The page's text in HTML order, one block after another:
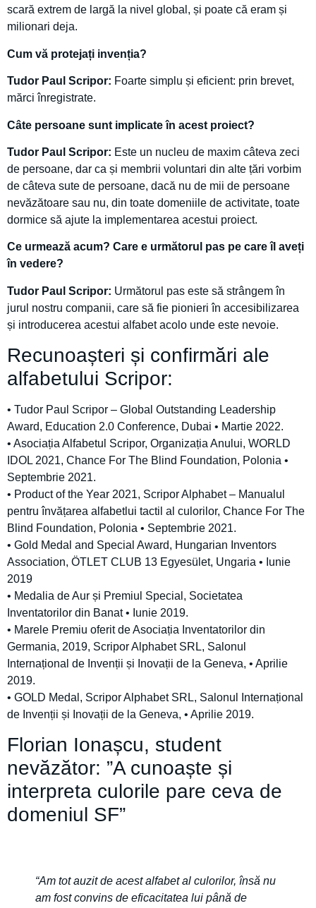
scară extrem de largă la nivel global, și poate că eram și
milionari deja.
Cum vă protejați invenția?
Tudor Paul Scripor: Foarte simplu și eficient: prin brevet,
mărci înregistrate.
Câte persoane sunt implicate în acest proiect?
Tudor Paul Scripor: Este un nucleu de maxim câteva zeci
de persoane, dar ca și membrii voluntari din alte țări vorbim
de câteva sute de persoane, dacă nu de mii de persoane
nevăzătoare sau nu, din toate domeniile de activitate, toate
dormice să ajute la implementarea acestui proiect.
Ce urmează acum? Care e următorul pas pe care îl aveți
în vedere?
Tudor Paul Scripor: Următorul pas este să strângem în
jurul nostru companii, care să fie pionieri în accesibilizarea
și introducerea acestui alfabet acolo unde este nevoie.
Recunoașteri și confirmări ale
alfabetului Scripor:
• Tudor Paul Scripor – Global Outstanding Leadership
Award, Education 2.0 Conference, Dubai • Martie 2022.
• Asociația Alfabetul Scripor, Organizația Anului, WORLD
IDOL 2021, Chance For The Blind Foundation, Polonia •
Septembrie 2021.
• Product of the Year 2021, Scripor Alphabet – Manualul
pentru învățarea alfabetlui tactil al culorilor, Chance For The
Blind Foundation, Polonia • Septembrie 2021.
• Gold Medal and Special Award, Hungarian Inventors
Association, ÖTLET CLUB 13 Egyesület, Ungaria • Iunie
2019
• Medalia de Aur și Premiul Special, Societatea
Inventatorilor din Banat • Iunie 2019.
• Marele Premiu oferit de Asociația Inventatorilor din
Germania, 2019, Scripor Alphabet SRL, Salonul
Internațional de Invenții și Inovații de la Geneva, • Aprilie
2019.
• GOLD Medal, Scripor Alphabet SRL, Salonul Internațional
de Invenții și Inovații de la Geneva, • Aprilie 2019.
Florian Ionașcu, student
nevăzător: ”A cunoaște și
interpreta culorile pare ceva de
domeniul SF”
“Am tot auzit de acest alfabet al culorilor, însă nu
am fost convins de eficacitatea lui până de